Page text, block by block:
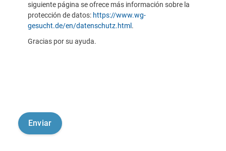
siguiente página se ofrece más información sobre la
protección de datos: https://www.wg-
gesucht.de/en/datenschutz.html .
Gracias por su ayuda.